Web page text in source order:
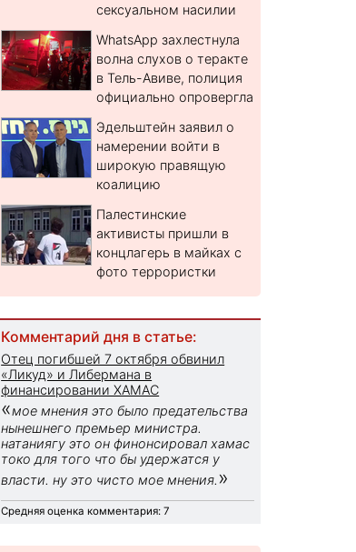
сексуальном насилии
WhatsApp захлестнула
волна слухов о теракте
в Тель-Авиве, полиция
официально опровергла
Эдельштейн заявил о
намерении войти в
широкую правящую
коалицию
Палестинские
активисты пришли в
концлагерь в майках с
фото террористки
Комментарий дня в статье:
Отец погибшей 7 октября обвинил
«Ликуд» и Либермана в
финансировании ХАМАС
«мое мнения это было предательства
нынешнего премьер министра.
натаниягу это он финонсировал хамас
токо для того что бы удержатся у
власти. ну это чисто мое мнения. »
Средняя оценка комментария: 7